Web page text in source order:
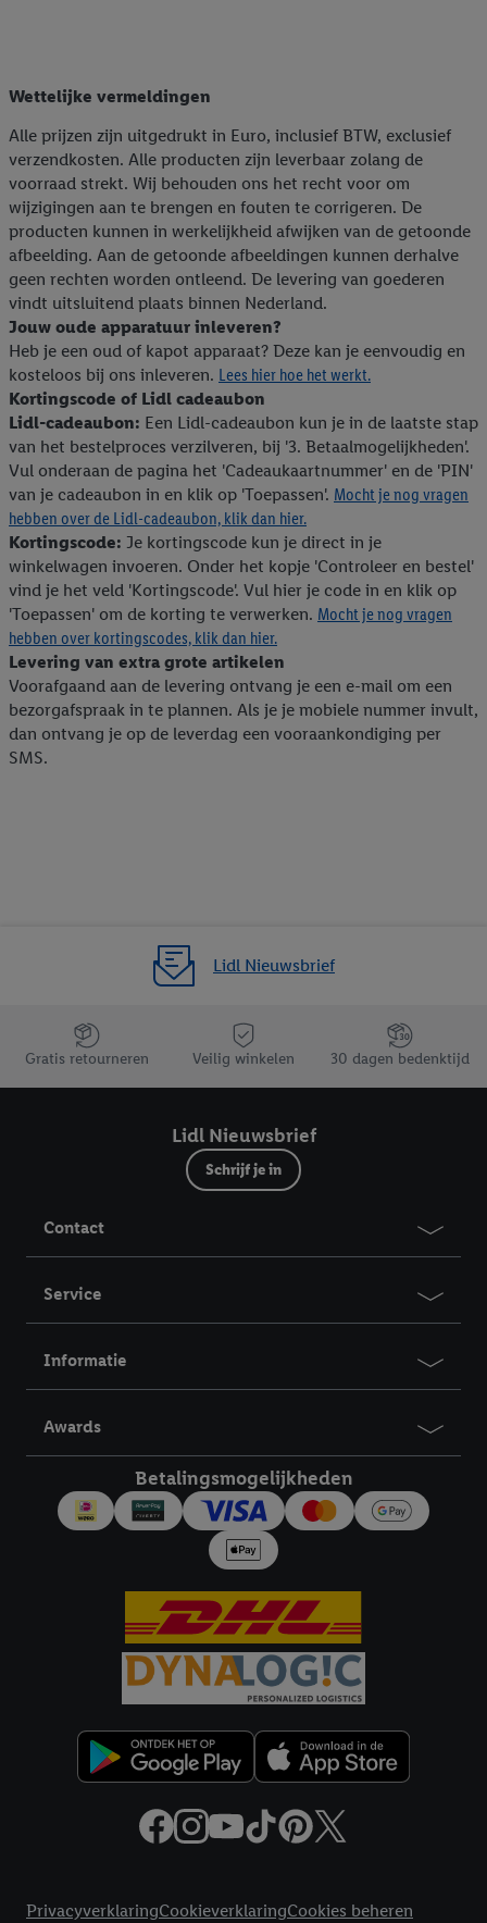
Wettelijke vermeldingen
Alle prijzen zijn uitgedrukt in Euro, inclusief BTW, exclusief
verzendkosten. Alle producten zijn leverbaar zolang de
voorraad strekt. Wij behouden ons het recht voor om
wijzigingen aan te brengen en fouten te corrigeren. De
producten kunnen in werkelijkheid afwijken van de getoonde
afbeelding. Aan de getoonde afbeeldingen kunnen derhalve
geen rechten worden ontleend. De levering van goederen
vindt uitsluitend plaats binnen Nederland.
Jouw oude apparatuur inleveren?
Heb je een oud of kapot apparaat? Deze kan je eenvoudig en
kosteloos bij ons inleveren. Lees hier hoe het werkt.
Kortingscode of Lidl cadeaubon
Lidl-cadeaubon: Een Lidl-cadeaubon kun je in de laatste stap
van het bestelproces verzilveren, bij '3. Betaalmogelijkheden'.
Vul onderaan de pagina het 'Cadeaukaartnummer' en de 'PIN'
van je cadeaubon in en klik op 'Toepassen'. Mocht je nog vragen
hebben over de Lidl-cadeaubon, klik dan hier.
Kortingscode: Je kortingscode kun je direct in je
winkelwagen invoeren. Onder het kopje 'Controleer en bestel'
vind je het veld 'Kortingscode'. Vul hier je code in en klik op
'Toepassen' om de korting te verwerken. Mocht je nog vragen
hebben over kortingscodes, klik dan hier.
Levering van extra grote artikelen
Voorafgaand aan de levering ontvang je een e-mail om een
bezorgafspraak in te plannen. Als je je mobiele nummer invult,
dan ontvang je op de leverdag een vooraankondiging per
SMS.
Lidl Nieuwsbrief
Jouw voordelen bij ons als Lidl webshop klant
Gratis retourneren Veilig winkelen 30 dagen bedenktijd
Lidl Nieuwsbrief
Schrijf je in
Contact
Service
Informatie
Awards
Betalingsmogelijkheden
PrivacyverklaringCookieverklaringCookies beheren